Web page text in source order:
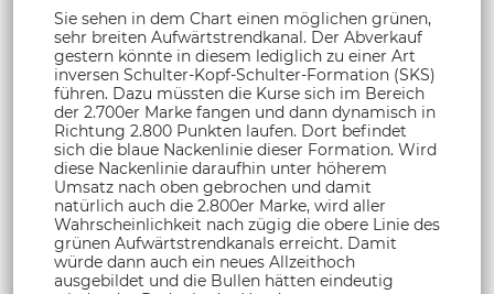
Sie sehen in dem Chart einen möglichen grünen,
sehr breiten Aufwärtstrendkanal. Der Abverkauf
gestern könnte in diesem lediglich zu einer Art
inversen Schulter-Kopf-Schulter-Formation (SKS)
führen. Dazu müssten die Kurse sich im Bereich
der 2.700er Marke fangen und dann dynamisch in
Richtung 2.800 Punkten laufen. Dort befindet
sich die blaue Nackenlinie dieser Formation. Wird
diese Nackenlinie daraufhin unter höherem
Umsatz nach oben gebrochen und damit
natürlich auch die 2.800er Marke, wird aller
Wahrscheinlichkeit nach zügig die obere Linie des
grünen Aufwärtstrendkanals erreicht. Damit
würde dann auch ein neues Allzeithoch
ausgebildet und die Bullen hätten eindeutig